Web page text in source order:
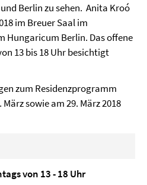
Berlin zu sehen. Anita Kroó
im Breuer Saal im
Hungaricum Berlin. Das offene
13 bis 18 Uhr besichtigt
zum Residenzprogramm
sowie am 29. März 2018
von 13 - 18 Uhr